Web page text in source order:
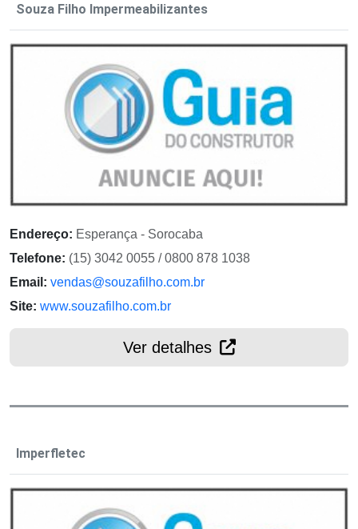
Souza Filho Impermeabilizantes
Endereço: Esperança - Sorocaba
Telefone: (15) 3042 0055 / 0800 878 1038
Email: vendas@souzafilho.com.br
Site: www.souzafilho.com.br
Ver detalhes
Imperfletec